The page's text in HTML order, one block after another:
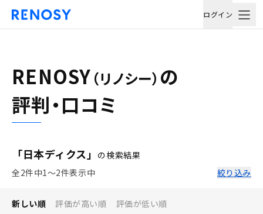
ログイン
RENOSY （リノシー） の
評判・口コミ
「日本ディクス」 の検索結果
全2件中1〜2件表示中
絞り込み
新しい順 評価が高い順 評価が低い順